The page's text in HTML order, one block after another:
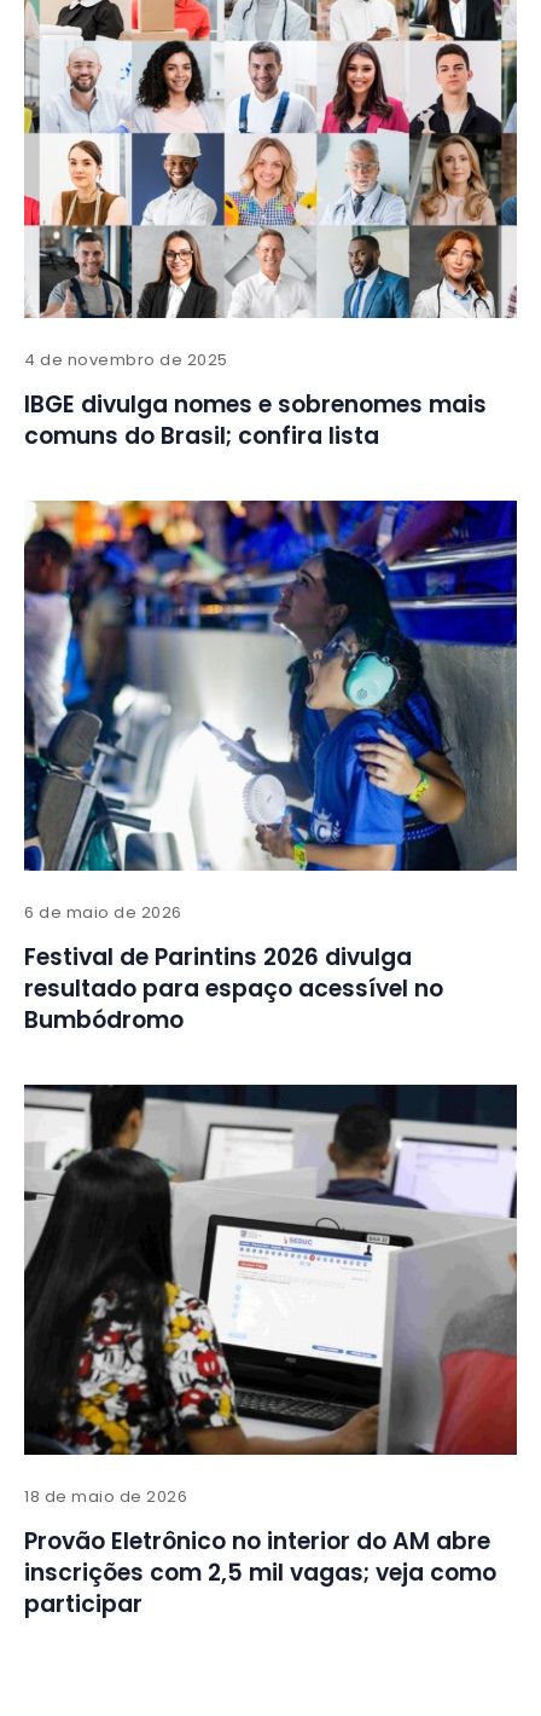
4 de novembro de 2025
IBGE divulga nomes e sobrenomes mais
comuns do Brasil; confira lista
6 de maio de 2026
Festival de Parintins 2026 divulga
resultado para espaço acessível no
Bumbódromo
18 de maio de 2026
Provão Eletrônico no interior do AM abre
inscrições com 2,5 mil vagas; veja como
participar